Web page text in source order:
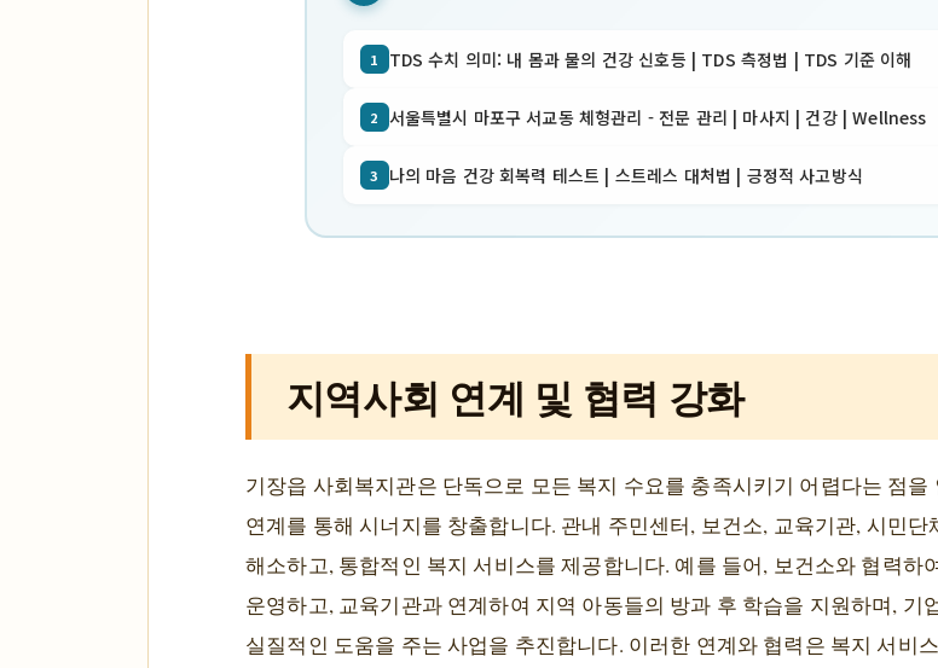
1 TDS 수치 의미: 내 몸과 물의 건강 신호등 | TDS 측정법 | TDS 기준 이해
2 서울특별시 마포구 서교동 체형관리 - 전문 관리 | 마사지 | 건강 | Wellness
3 나의 마음 건강 회복력 테스트 | 스트레스 대처법 | 긍정적 사고방식
지역사회 연계 및 협력 강화
기장읍 사회복지관은 단독으로 모든 복지 수요를 충족시키기 어렵다는 점
연계를 통해 시너지를 창출합니다. 관내 주민센터, 보건소, 교육기관, 시민
해소하고, 통합적인 복지 서비스를 제공합니다. 예를 들어, 보건소와 협력하
운영하고, 교육기관과 연계하여 지역 아동들의 방과 후 학습을 지원하며, 기
실질적인 도움을 주는 사업을 추진합니다. 이러한 연계와 협력은 복지 서비